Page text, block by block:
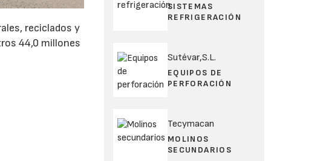
reciclados y
44,0 millones
SISTEMAS
REFRIGERACIÓN
Sutévar,S.L.
EQUIPOS DE
PERFORACIÓN
Tecymacan
MOLINOS
SECUNDARIOS